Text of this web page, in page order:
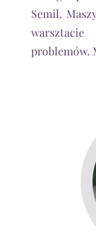
Semil.
problemów.